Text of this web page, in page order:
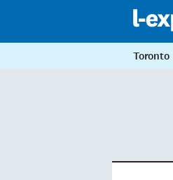
Toronto